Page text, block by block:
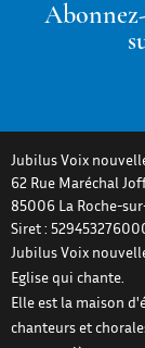
Jubilus Voix
62 Rue Maréchal
85006 La Roche-
Siret :
Jubilus Voix
Eglise qui chante.
Elle est la maison
chanteurs et